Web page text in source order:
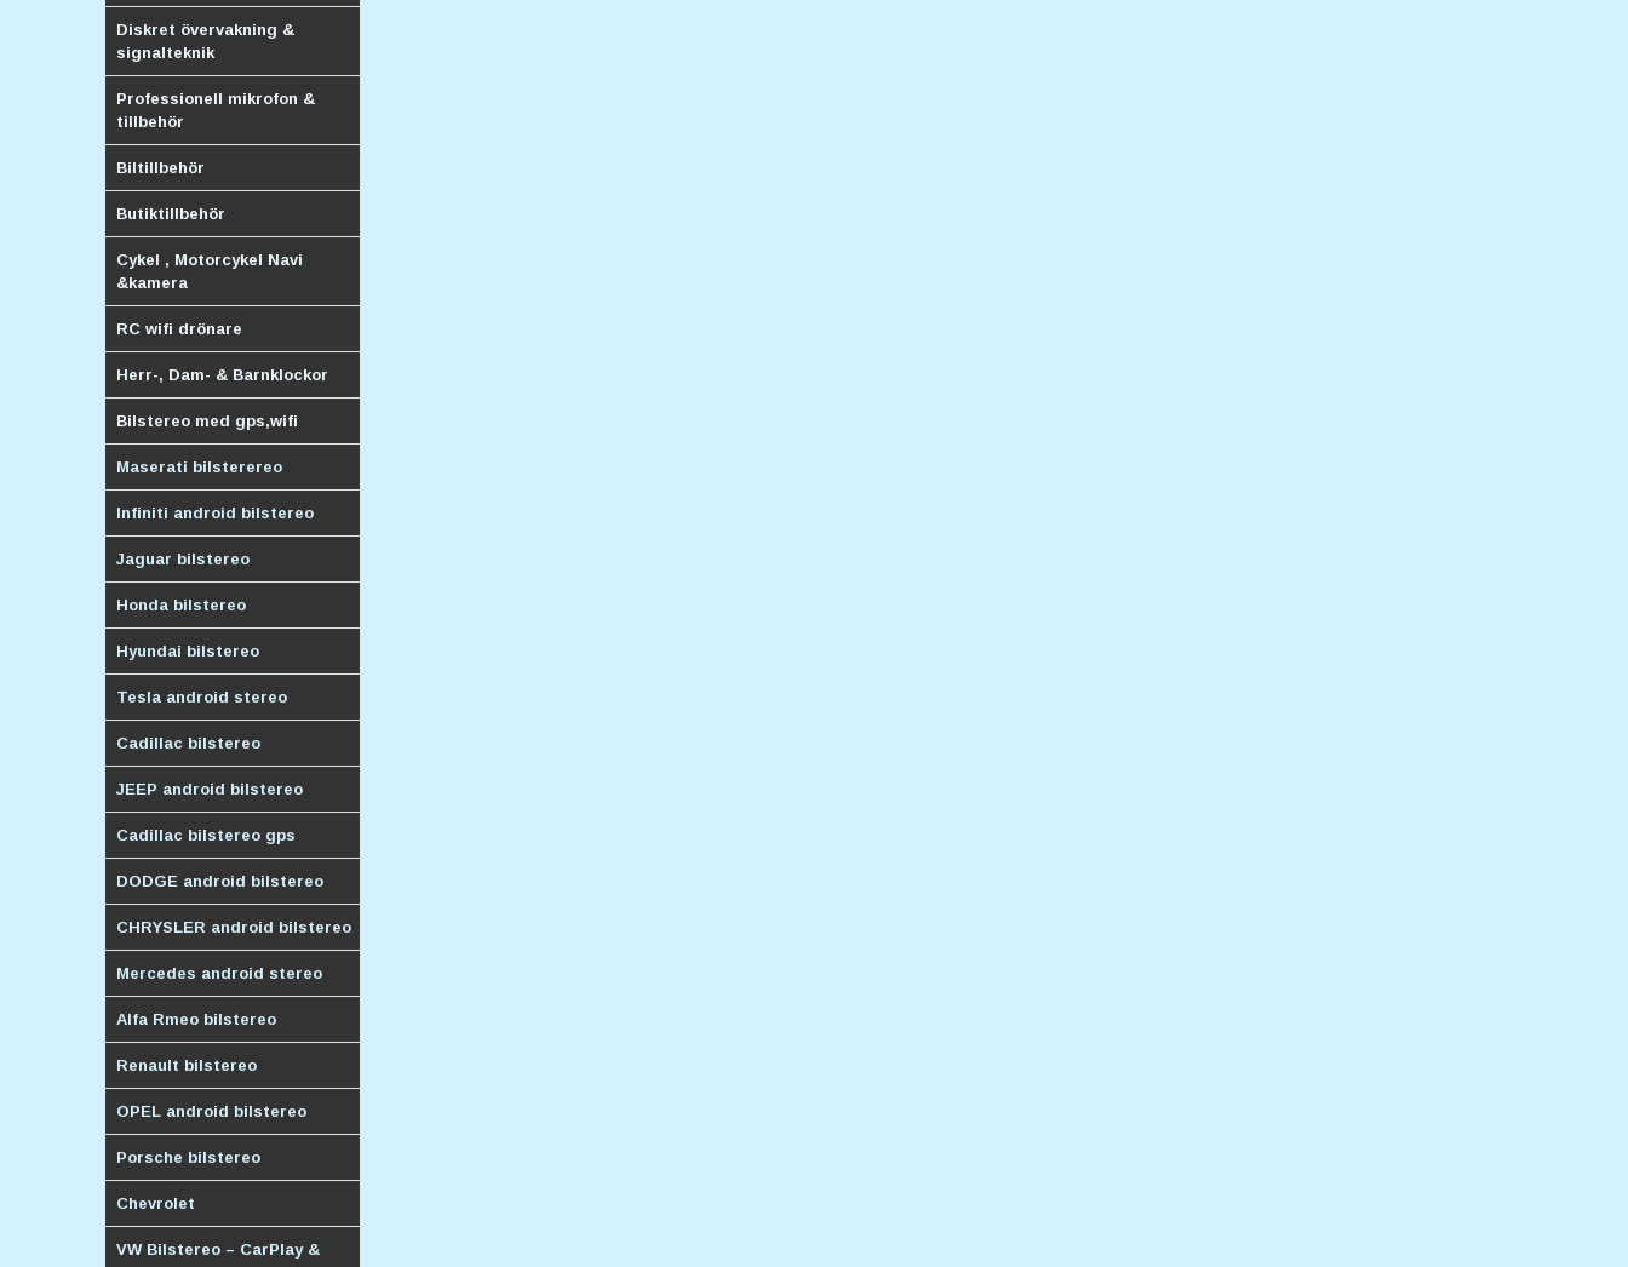
Diskret övervakning &
signalteknik
Professionell mikrofon &
tillbehör
Biltillbehör
Butiktillbehör
Cykel , Motorcykel Navi
&kamera
RC wifi drönare
Herr-, Dam- & Barnklockor
Bilstereo med gps,wifi
Maserati bilsterereo
Infiniti android bilstereo
Jaguar bilstereo
Honda bilstereo
Hyundai bilstereo
Tesla android stereo
Cadillac bilstereo
JEEP android bilstereo
Cadillac bilstereo gps
DODGE android bilstereo
CHRYSLER android bilstereo
Mercedes android stereo
Alfa Rmeo bilstereo
Renault bilstereo
OPEL android bilstereo
Porsche bilstereo
Chevrolet
VW Bilstereo – CarPlay &